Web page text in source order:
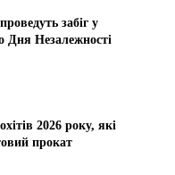
забіг у
Дня Незалежності
2026 року, які
прокат